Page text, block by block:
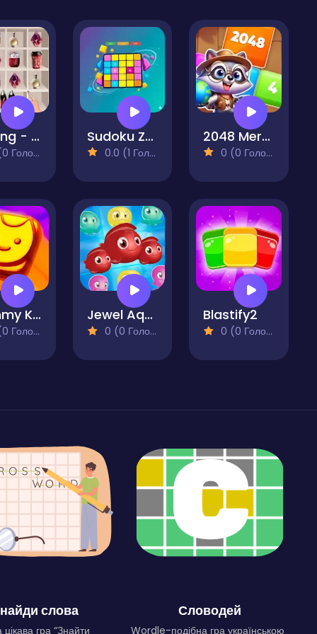
Sorting - Women's Things Sudoku Zen
0.0 (1 Голосів)
2048 Merge World
0 (0 Голосів)
Gummy Kingdom Block Puzzle Jewel Aquarium
0 (0 Голосів)
Blastify2
0 (0 Голосів)
слова
гра “Знайти
Словодей
Wordle-подібна гра українською